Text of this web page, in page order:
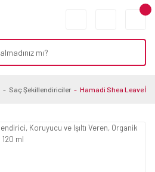
Saç Şekillendiriciler Hamadi Shea Leave İn